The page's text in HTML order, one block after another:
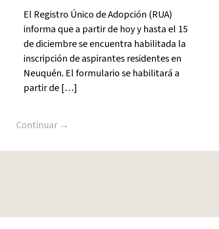
El Registro Único de Adopción (RUA)
informa que a partir de hoy y hasta el 15
de diciembre se encuentra habilitada la
inscripción de aspirantes residentes en
Neuquén. El formulario se habilitará a
partir de […]
Continuar →